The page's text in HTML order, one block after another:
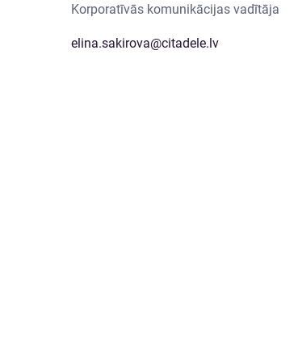
Korporatīvās komunikācijas vadītāja
elina.sakirova@citadele.lv